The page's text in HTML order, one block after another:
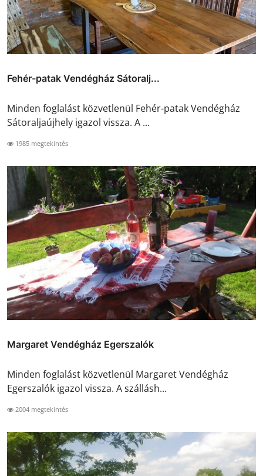
Fehér-patak Vendégház Sátoralj...
Minden foglalást közvetlenül Fehér-patak Vendégház
Sátoraljaújhely igazol vissza. A ...
1985 megtekintés
Margaret Vendégház Egerszalók
Minden foglalást közvetlenül Margaret Vendégház
Egerszalók igazol vissza. A szállásh...
2004 megtekintés